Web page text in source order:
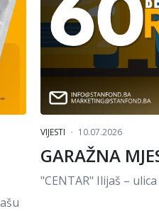
VIJESTI 10.07.2026
GARAŽNA
"CENTAR" Ilijaš –